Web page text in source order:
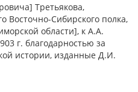
Третьякова,
Восточно-Cибирского полка,
области], к А.А.
г. благодарностью за
истории, изданные Д.И.